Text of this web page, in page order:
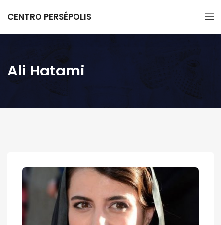
CENTRO PERSÉPOLIS
Ali Hatami